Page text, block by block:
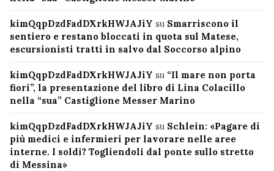
kimQqpDzdFadDXrkHWJAJiY su Smarriscono il
sentiero e restano bloccati in quota sul Matese,
escursionisti tratti in salvo dal Soccorso alpino
kimQqpDzdFadDXrkHWJAJiY su “Il mare non porta
fiori”, la presentazione del libro di Lina Colacillo
nella “sua” Castiglione Messer Marino
kimQqpDzdFadDXrkHWJAJiY su Schlein: «Pagare di
più medici e infermieri per lavorare nelle aree
interne. I soldi? Togliendoli dal ponte sullo stretto
di Messina»